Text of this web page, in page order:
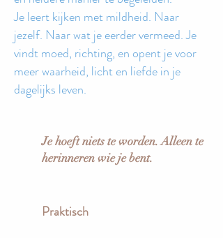
Je leert kijken met mildheid. Naar
jezelf. Naar wat je eerder vermeed. Je
vindt moed, richting, en opent je voor
meer waarheid, licht en liefde in je
dagelijks leven.
Je hoeft niets te worden. Alleen te
herinneren wie je bent.
Praktisch